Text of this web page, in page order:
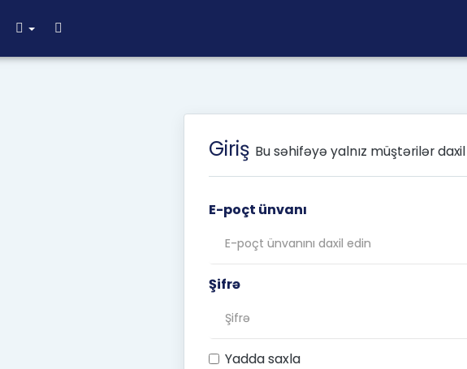
Giriş Bu səhifəyə yalnız müştərilər
E-poçt ünvanı
Şifrə
Yadda saxla